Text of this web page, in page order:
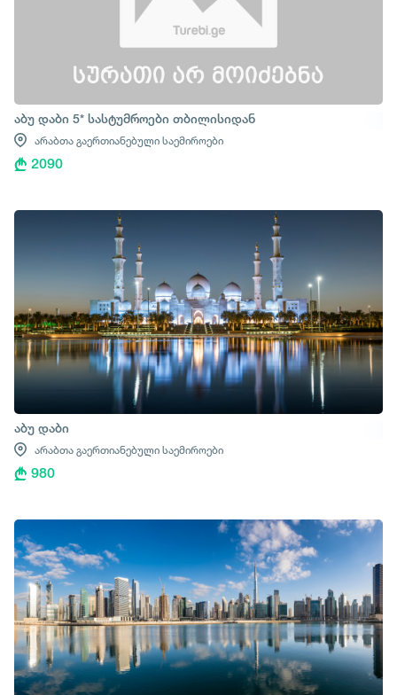
აბუ დაბი 5* სასტუმროები თბილისიდან
არაბთა გაერთიანებული საემიროები
2090
აბუ დაბი
არაბთა გაერთიანებული საემიროები
980